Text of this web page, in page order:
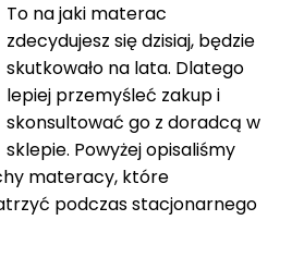
To na jaki materac
zdecydujesz się dzisiaj, będzie
skutkowało na lata. Dlatego
lepiej przemyśleć zakup i
skonsultować go z doradcą w
sklepie. Powyżej opisaliśmy
materacy, które
podczas stacjonarnego